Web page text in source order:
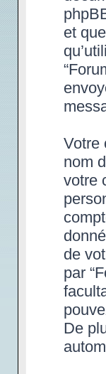
et
Votre
nom
votre
de
par
De